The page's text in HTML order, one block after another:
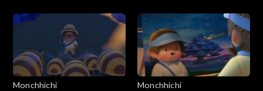
Monchhichi
Monchhichi